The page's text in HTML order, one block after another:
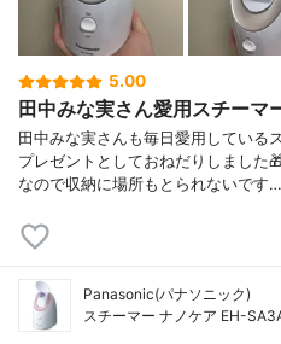
5.00
田中みな実さん愛用スチーマ
田中みな実さんも毎日愛用している
プレゼントとしておねだりしました
なので収納に場所もとられないです…
Panasonic(パナソニック)
スチーマー ナノケア EH-